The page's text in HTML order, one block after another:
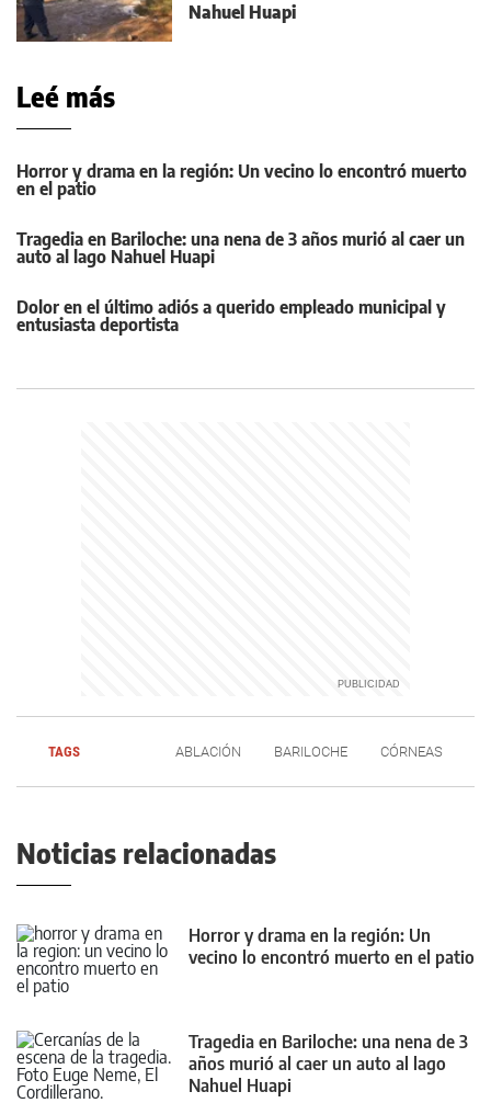
Nahuel Huapi
Leé más
Horror y drama en la región: Un vecino lo encontró muerto
en el patio
Tragedia en Bariloche: una nena de 3 años murió al caer un
auto al lago Nahuel Huapi
Dolor en el último adiós a querido empleado municipal y
entusiasta deportista
TAGS ABLACIÓN BARILOCHE CÓRNEAS
Noticias relacionadas
Horror y drama en la región: Un
vecino lo encontró muerto en el patio
Tragedia en Bariloche: una nena de 3
años murió al caer un auto al lago
Nahuel Huapi